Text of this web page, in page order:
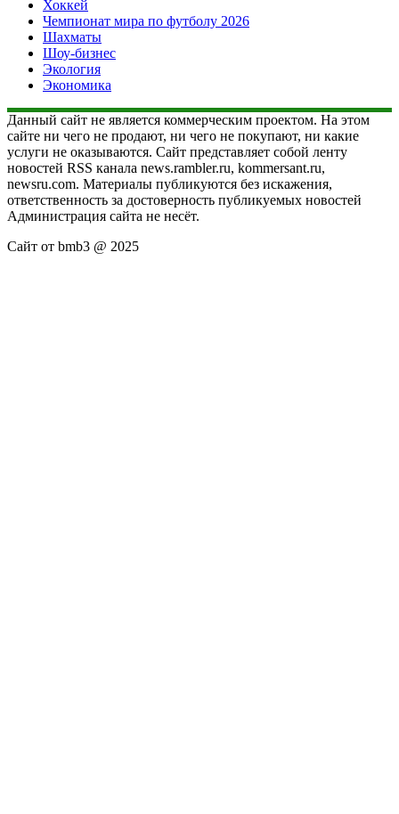
Хоккей
Чемпионат мира по футболу 2026
Шахматы
Шоу-бизнес
Экология
Экономика
Данный сайт не является коммерческим проектом. На этом
сайте ни чего не продают, ни чего не покупают, ни какие
услуги не оказываются. Сайт представляет собой ленту
новостей RSS канала news.rambler.ru, kommersant.ru,
newsru.com. Материалы публикуются без искажения,
ответственность за достоверность публикуемых новостей
Администрация сайта не несёт.
Сайт от bmb3 @ 2025